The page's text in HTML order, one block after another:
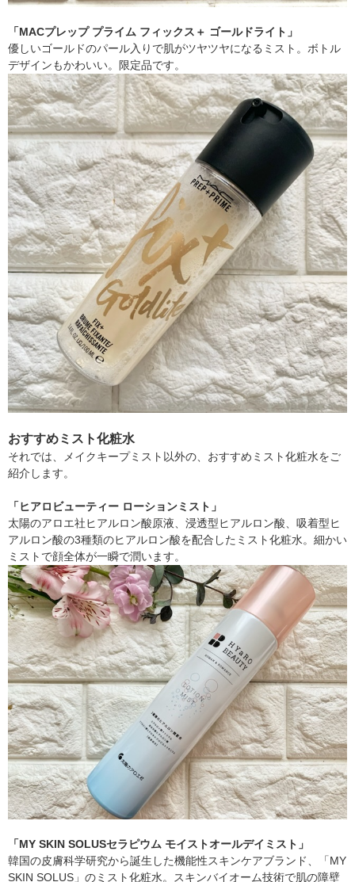
「MACプレップ プライム フィックス＋ ゴールドライト」
優しいゴールドのパール入りで肌がツヤツヤになるミスト。ボトル
デザインもかわいい。限定品です。
おすすめミスト化粧水
それでは、メイクキープミスト以外の、おすすめミスト化粧水をご
紹介します。
「ヒアロビューティー ローションミスト」
太陽のアロエ社ヒアルロン酸原液、浸透型ヒアルロン酸、吸着型ヒ
アルロン酸の3種類のヒアルロン酸を配合したミスト化粧水。細かい
ミストで顔全体が一瞬で潤います。
「MY SKIN SOLUSセラピウム モイストオールデイミスト」
韓国の皮膚科学研究から誕生した機能性スキンケアブランド、「MY
SKIN SOLUS」のミスト化粧水。スキンバイオーム技術で肌の障壁